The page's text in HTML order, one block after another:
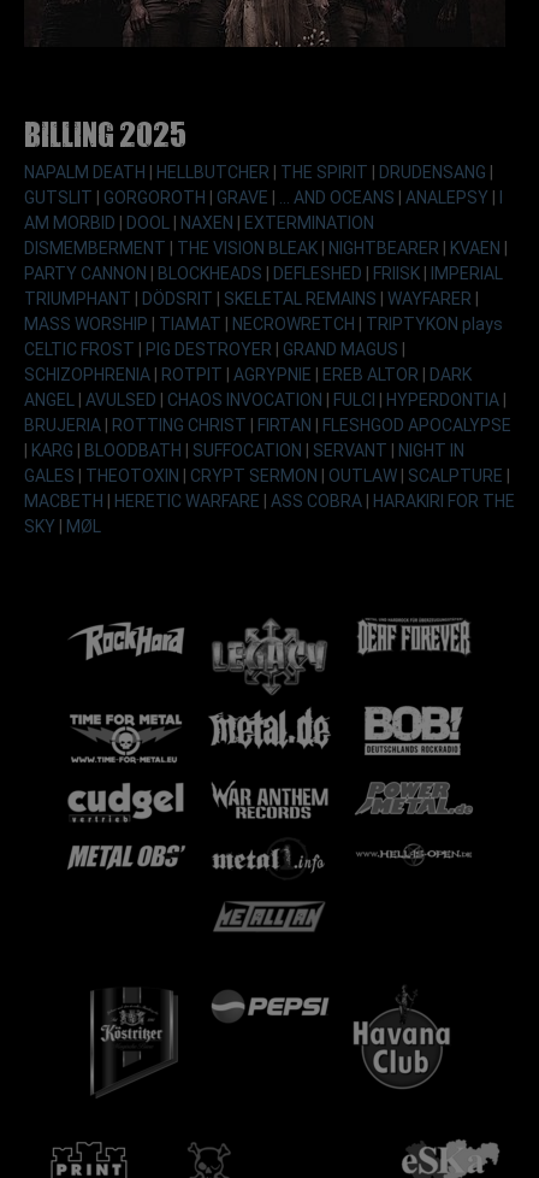
Billing 2025
NAPALM DEATH | HELLBUTCHER | THE SPIRIT | DRUDENSANG |
GUTSLIT | GORGOROTH | GRAVE | ... AND OCEANS | ANALEPSY | I
AM MORBID | DOOL | NAXEN | EXTERMINATION
DISMEMBERMENT | THE VISION BLEAK | NIGHTBEARER | KVAEN |
PARTY CANNON | BLOCKHEADS | DEFLESHED | FRIISK | IMPERIAL
TRIUMPHANT | DÖDSRIT | SKELETAL REMAINS | WAYFARER |
MASS WORSHIP | TIAMAT | NECROWRETCH | TRIPTYKON plays
CELTIC FROST | PIG DESTROYER | GRAND MAGUS |
SCHIZOPHRENIA | ROTPIT | AGRYPNIE | EREB ALTOR | DARK
ANGEL | AVULSED | CHAOS INVOCATION | FULCI | HYPERDONTIA |
BRUJERIA | ROTTING CHRIST | FIRTAN | FLESHGOD APOCALYPSE
| KARG | BLOODBATH | SUFFOCATION | SERVANT | NIGHT IN
GALES | THEOTOXIN | CRYPT SERMON | OUTLAW | SCALPTURE |
MACBETH | HERETIC WARFARE | ASS COBRA | HARAKIRI FOR THE
SKY | MØL